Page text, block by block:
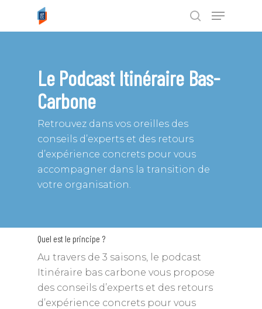
ESC pour annuler
Le Podcast Itinéraire Bas-
Carbone
Retrouvez dans vos oreilles des
conseils d’experts et des retours
d’expérience concrets pour vous
accompagner dans la transition de
votre organisation.
Quel est le principe ?
Au travers de 3 saisons, le podcast
Itinéraire bas carbone vous propose
des conseils d’experts et des retours
d’expérience concrets pour vous